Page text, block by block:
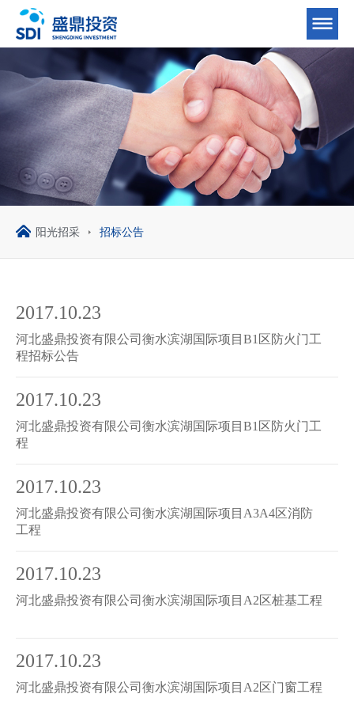
阳光招采 招标公告
2017.10.23
河北盛鼎投资有限公司衡水滨湖国际项目B1区防火门工
程招标公告
2017.10.23
河北盛鼎投资有限公司衡水滨湖国际项目B1区防火门工
程
2017.10.23
河北盛鼎投资有限公司衡水滨湖国际项目A3A4区消防
工程
2017.10.23
河北盛鼎投资有限公司衡水滨湖国际项目A2区桩基工程
2017.10.23
河北盛鼎投资有限公司衡水滨湖国际项目A2区门窗工程